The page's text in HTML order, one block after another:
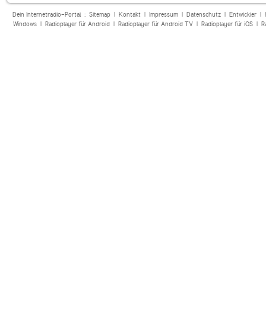
Dein Internetradio-Portal : Sitemap| Kontakt| Impressum| Datenschutz| Entwickler|
Windows| Radioplayer für Android| Radioplayer für Android TV| Radioplayer für iOS|